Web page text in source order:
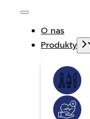
O nas
Produkty